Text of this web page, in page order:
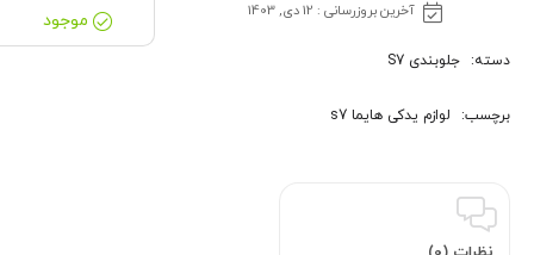
آخرین بروزرسانی : 12 دی, 1403 موجود
دسته: جلوبندی S7
برچسب: لوازم یدکی هایما s7